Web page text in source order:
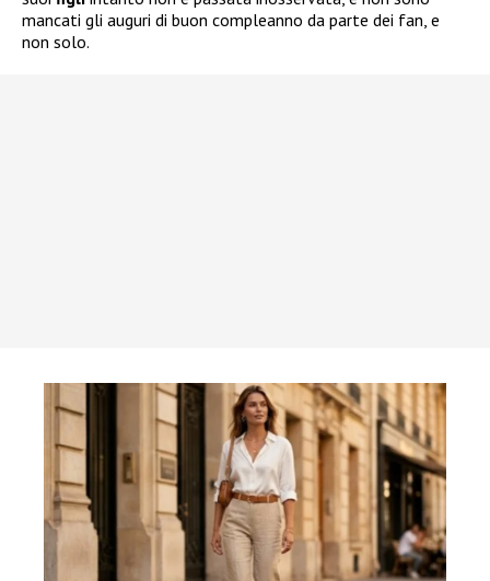
mancati gli auguri di buon compleanno da parte dei fan, e
non solo.